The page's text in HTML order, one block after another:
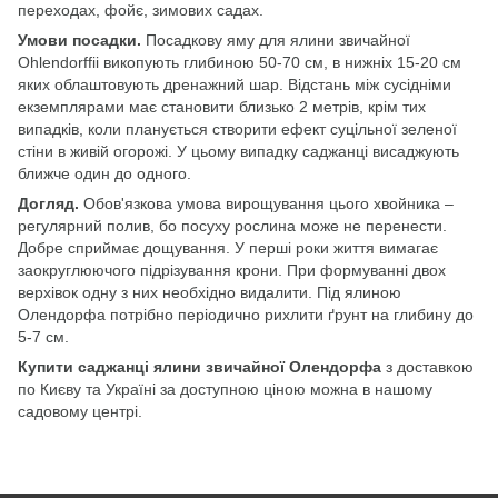
переходах, фойє, зимових садах.
Умови посадки. Посадкову яму для ялини звичайної
Ohlendorffii викопують глибиною 50-70 см, в нижніх 15-20 см
яких облаштовують дренажний шар. Відстань між сусідніми
екземплярами має становити близько 2 метрів, крім тих
випадків, коли планується створити ефект суцільної зеленої
стіни в живій огорожі. У цьому випадку саджанці висаджують
ближче один до одного.
Догляд. Обов'язкова умова вирощування цього хвойника –
регулярний полив, бо посуху рослина може не перенести.
Добре сприймає дощування. У перші роки життя вимагає
заокруглюючого підрізування крони. При формуванні двох
верхівок одну з них необхідно видалити. Під ялиною
Олендорфа потрібно періодично рихлити ґрунт на глибину до
5-7 см.
Купити саджанці ялини звичайної Олендорфа з доставкою
по Києву та Україні за доступною ціною можна в нашому
садовому центрі.